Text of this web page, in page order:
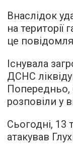
Внаслідок
на
це
Існувала
ДСНС
Попередньо,
розповіли у
Сьогодні, 13
атакував